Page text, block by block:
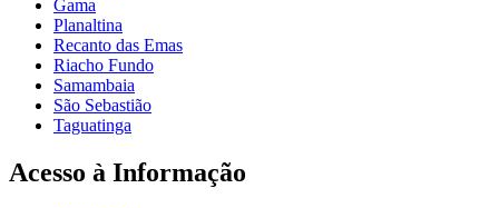
Gama
Planaltina
Recanto das Emas
Riacho Fundo
Samambaia
São Sebastião
Taguatinga
Acesso à Informação